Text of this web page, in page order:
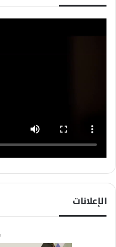
الإعلانات